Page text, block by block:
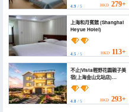
4.9 / 5 HKD 279+
上海和月賓館 (Shanghai
Heyue Hotel)
4.5 / 5 HKD 113+
不止|Vista輕野花園親子美
宿(上海金山北站店)
(Beyond | Vista Wild
Garden Boutique Inn)
4.8 / 5 HKD 293+